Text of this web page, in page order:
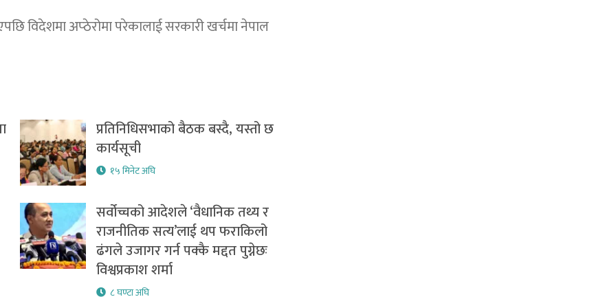
विदेशमा अप्ठेरोमा परेकालाई सरकारी खर्चमा नेपाल
प्रतिनिधिसभाको बैठक बस्दै, यस्तो छ
कार्यसूची
१५ मिनेट अघि
सर्वोच्चको आदेशले ‘वैधानिक तथ्य र
राजनीतिक सत्य’लाई थप फराकिलो
ढंगले उजागर गर्न पक्कै मद्दत पुग्नेछः
विश्वप्रकाश शर्मा
८ घण्टा अघि